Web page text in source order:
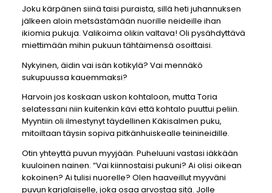
Joku kärpänen siinä taisi puraista, sillä heti juhannuksen
jälkeen aloin metsästämään nuorille neideille ihan
ikiomia pukuja. Valikoima olikin valtava! Oli pysähdyttävä
miettimään mihin pukuun tähtäimensä osoittaisi.
Nykyinen, äidin vai isän kotikylä? Vai mennäkö
sukupuussa kauemmaksi?
Harvoin jos koskaan uskon kohtaloon, mutta Toria
selatessani niin kuitenkin kävi että kohtalo puuttui peliin.
Myyntiin oli ilmestynyt täydellinen Käkisalmen puku,
mitoiltaan täysin sopiva pitkänhuiskealle teinineidille.
Otin yhteyttä puvun myyjään. Puheluuni vastasi iäkkään
kuuloinen nainen. “Vai kiinnostaisi pukuni? Ai olisi oikean
kokoinen? Ai tulisi nuorelle? Olen haaveillut myyväni
puvun karjalaiselle, joka osaa arvostaa sitä. Jolle